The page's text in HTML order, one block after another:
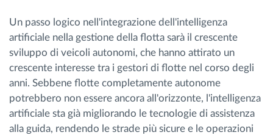
Un passo logico nell'integrazione dell'intelligenza
artificiale nella gestione della flotta sarà il crescente
sviluppo di veicoli autonomi, che hanno attirato un
crescente interesse tra i gestori di flotte nel corso degli
anni. Sebbene flotte completamente autonome
potrebbero non essere ancora all'orizzonte, l'intelligenza
artificiale sta già migliorando le tecnologie di assistenza
alla guida, rendendo le strade più sicure e le operazioni